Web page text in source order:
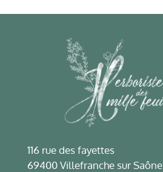
116 rue des fayettes
69400 Villefranche sur Saône